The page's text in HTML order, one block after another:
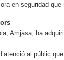
en seguridad
Amjasa, ha
al públic